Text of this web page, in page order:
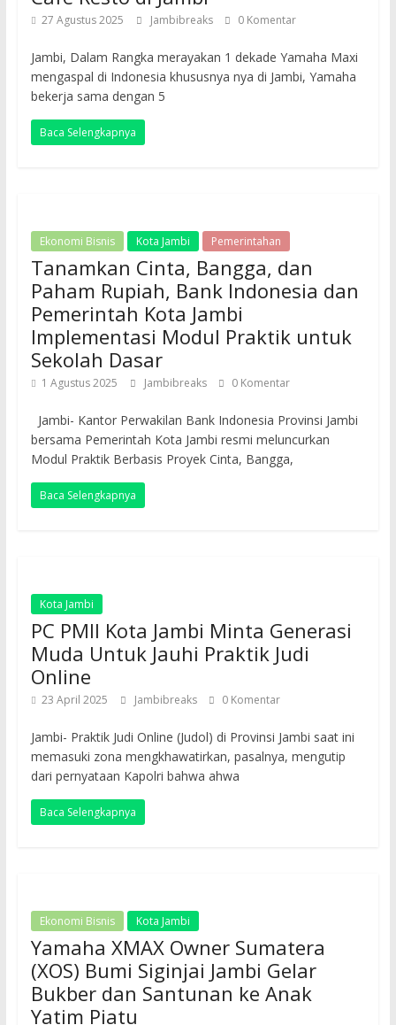
27 Agustus 2025 Jambibreaks 0 Komentar
Jambi, Dalam Rangka merayakan 1 dekade Yamaha Maxi
mengaspal di Indonesia khususnya nya di Jambi, Yamaha
bekerja sama dengan 5
Baca Selengkapnya
Ekonomi Bisnis Kota Jambi Pemerintahan
Tanamkan Cinta, Bangga, dan
Paham Rupiah, Bank Indonesia dan
Pemerintah Kota Jambi
Implementasi Modul Praktik untuk
Sekolah Dasar
1 Agustus 2025 Jambibreaks 0 Komentar
Jambi- Kantor Perwakilan Bank Indonesia Provinsi Jambi
bersama Pemerintah Kota Jambi resmi meluncurkan
Modul Praktik Berbasis Proyek Cinta, Bangga,
Baca Selengkapnya
Kota Jambi
PC PMII Kota Jambi Minta Generasi
Muda Untuk Jauhi Praktik Judi
Online
23 April 2025 Jambibreaks 0 Komentar
Jambi- Praktik Judi Online (Judol) di Provinsi Jambi saat ini
memasuki zona mengkhawatirkan, pasalnya, mengutip
dari pernyataan Kapolri bahwa ahwa
Baca Selengkapnya
Ekonomi Bisnis Kota Jambi
Yamaha XMAX Owner Sumatera
(XOS) Bumi Siginjai Jambi Gelar
Bukber dan Santunan ke Anak
Yatim Piatu